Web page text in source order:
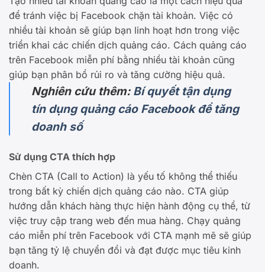
để tránh việc bị Facebook chặn tài khoản. Việc có
nhiều tài khoản sẽ giúp bạn linh hoạt hơn trong việc
triển khai các chiến dịch quảng cáo. Cách quảng cáo
trên Facebook miễn phí bằng nhiều tài khoản cũng
giúp bạn phân bổ rủi ro và tăng cường hiệu quả.
Nghiên cứu thêm: Bí quyết tận dụng
tín dụng quảng cáo Facebook để tăng
doanh số
Sử dụng CTA thích hợp
Chèn CTA (Call to Action) là yếu tố không thể thiếu
trong bất kỳ chiến dịch quảng cáo nào. CTA giúp
hướng dẫn khách hàng thực hiện hành động cụ thể, từ
việc truy cập trang web đến mua hàng. Chạy quảng
cáo miễn phí trên Facebook với CTA mạnh mẽ sẽ giúp
bạn tăng tỷ lệ chuyển đổi và đạt được mục tiêu kinh
doanh.